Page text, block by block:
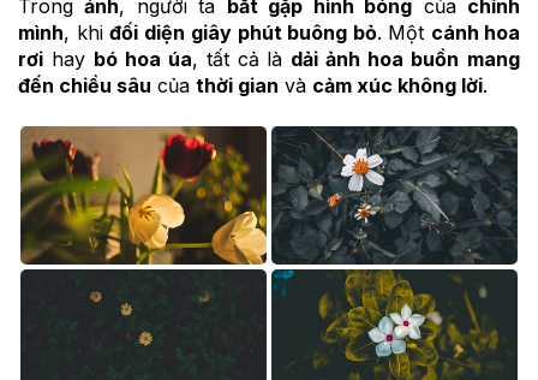
Trongảnh, người ta bắt gặp hình bóng của chính
mình, khi đối diện giây phút buông bỏ. Một cánh hoa
rơi hay bó hoa úa, tất cả là dải ảnh hoa buồn mang
đến chiều sâu của thời gian và cảm xúc không lời.